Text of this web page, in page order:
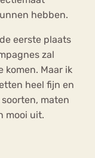
hebben.
eerste plaats
zal
komen. Maar ik
heel fijn en
maten
mooi uit.